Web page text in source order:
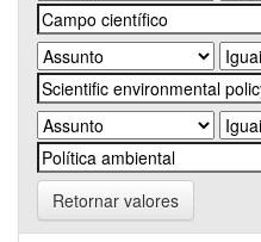
Retornar valores